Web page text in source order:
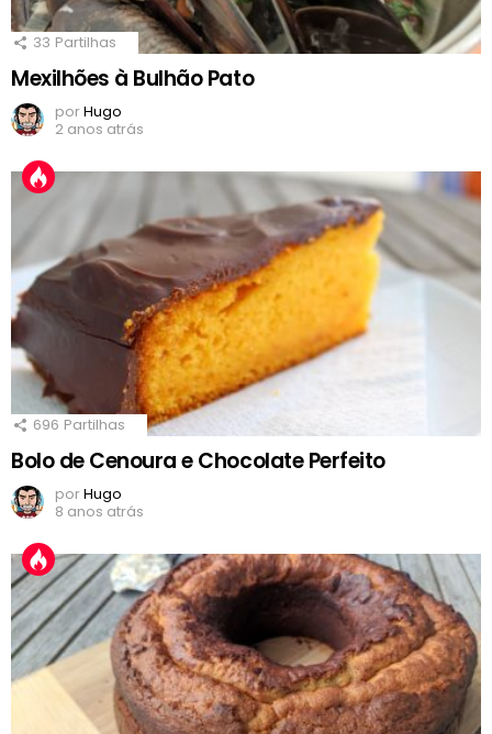
33 Partilhas
Mexilhões à Bulhão Pato
porHugo
2 anos atrás
696 Partilhas
Bolo de Cenoura e Chocolate Perfeito
porHugo
8 anos atrás